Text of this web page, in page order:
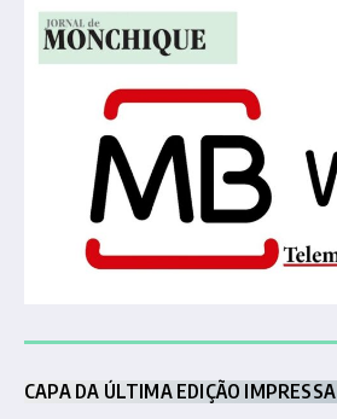
CAPA DA ÚLTIMA EDIÇÃO IMPRESSA